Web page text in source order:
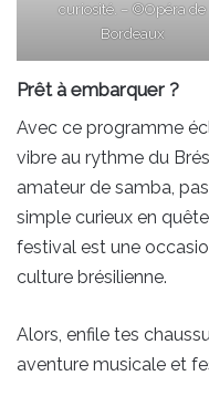
curiosité. – ©Opéra de
Bordeaux
Prêt à embarquer ?
Avec ce programme
vibre au rythme du
amateur de samba,
simple curieux en
festival est une
culture brésilienne.
Alors, enfile tes
aventure musicale et